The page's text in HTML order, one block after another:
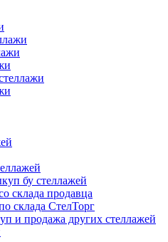
бу стеллажей
склада продавца
склада СтелТорг
и продажа других стеллажей